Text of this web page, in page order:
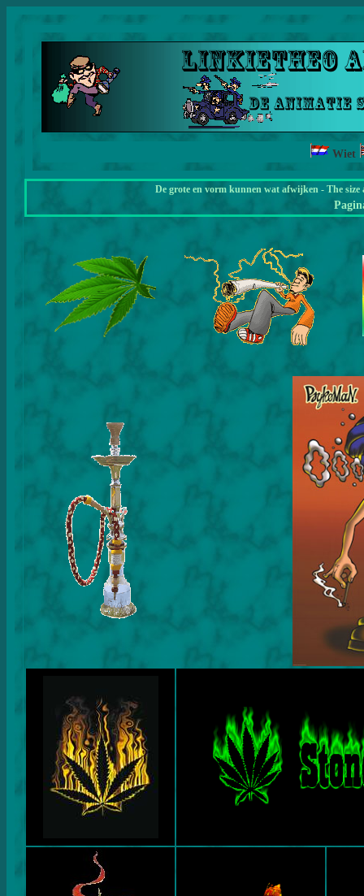
Wiet
De grote en vorm kunnen wat afwijken - The